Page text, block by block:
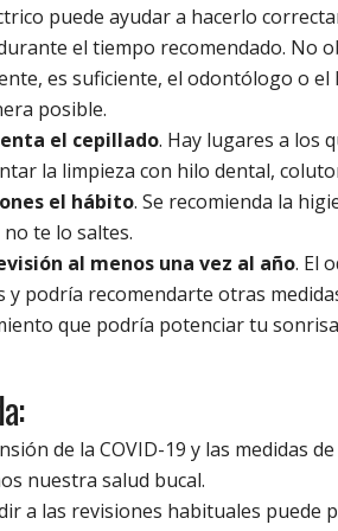
puede ayudar a hacerlo
el tiempo recomendado. No
es suficiente, el odontólogo o
posible.
el cepillado. Hay lugares a los
la limpieza con hilo dental,
el hábito. Se recomienda la
te lo saltes.
al menos una vez al año. El
y podría recomendarte otras
que podría potenciar tu
de la COVID-19 y las medidas
nuestra salud bucal.
a las revisiones habituales puede